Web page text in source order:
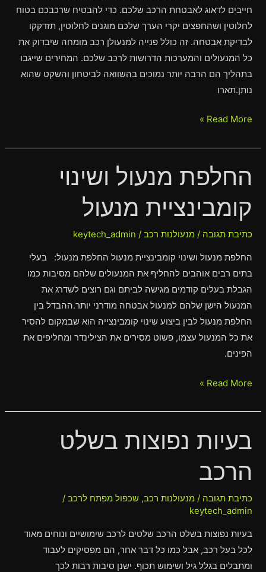
חייבים לדאוג לאבטחת הרכב שלכם. כדי להבטיח שרכבכם בטוח
לחלוטין ושהחפצים יקרי הערך שלכם מוגנים לחלוטין, תזדקקו
לבדיקת אבטחה. זה כולל פנייה למנעולן רכב מומחה שיבדוק את
כל המנעולים והמערכות הדרושות לרכב שלכם. המחירים שייגבו
בתהליך הם הרבה יותר נמוכים בהשוואה לביטחון והשקט שהוא
נותן.תארו
Read More »
החלפת מנעול ושינוי
קומבינציית מנעול
כתיבת תגובה /מנעולנות רכב /
keytech_admin
החלפת מנעול ושינוי קומבינציית מנעול החלפת מנעול: בעלי
בתים רבים אוהבים להחליף את המנעולים שלהם מסיבות כמו
הגבלת בעלים קודמים מגישה לביתם וגם רוצים לשדרג את
המנעול הישן שלהם למנעול אבטחה מודרני יותר.ההבדל בין
החלפת מנעול לבין ביצוע שינוי קומבינצייה הוא שבמקום להסיר
את כל המנעול עצמו, פשוט מסירים את הצילינדר ומחליפים את
הפינים.
החלפת
מנעול
ושינוי
קומבינציית
מנעול
Read More »
בעיות נפוצות בשלט
הרכב
כתיבת תגובה /מנעולנות רכב,שכפול מפתח לרכב /
keytech_admin
בעיות נפוצות בשלט הרכב שלטים לרכב שימושיים ונוחים מאוד
לכל בעל רכב, אבל כמו כל דבר אחר, הם מפסיקים לעבוד
ומתבלים בגלל גיל ושימוש תכוף. ישנן סיבות רבות לכך
בעיות
נפוצות
בשלט
הרכב